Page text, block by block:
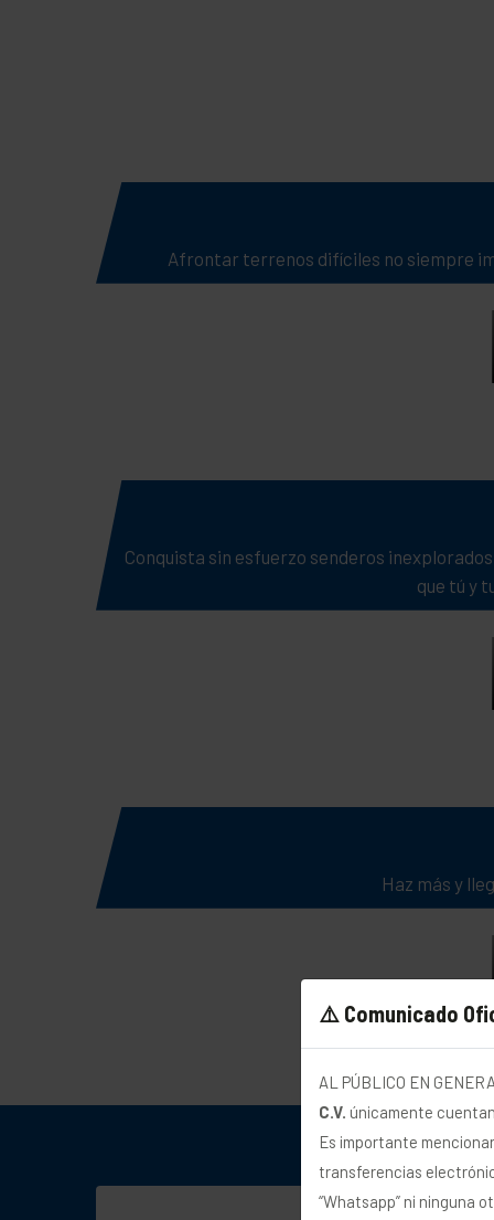
Afrontar terrenos difíciles no siempre
Conquista sin esfuerzo senderos
que tú y
Haz más y
⚠️ Comunicado
AL PÚBLICO EN
C.V. únicamente
Es importante
transferencias
“Whatsapp” ni ninguna